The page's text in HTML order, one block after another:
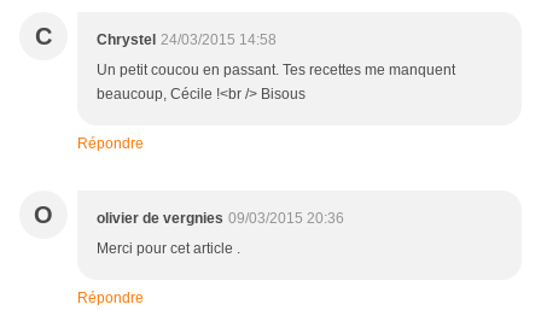
C Chrystel 24/03/2015 14:58
Un petit coucou en passant. Tes recettes me manquent
beaucoup, Cécile !<br /> Bisous
Répondre
O olivier de vergnies 09/03/2015 20:36
Merci pour cet article .
Répondre